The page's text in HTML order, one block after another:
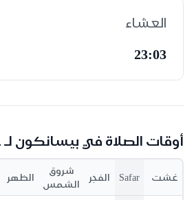
العشاء
23:03
أوقات الصلاة في بيسانكون
غشت Safar الفجر
شروق
الشمس
الظهر